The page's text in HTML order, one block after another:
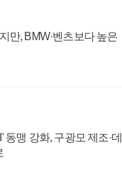
만, BMW·벤츠보다 높은
맹 강화, 구광모 제조·데